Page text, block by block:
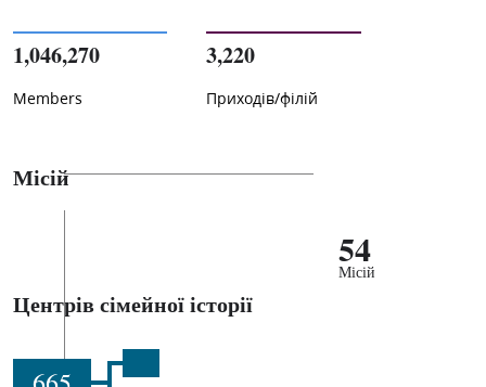
1,046,270
Members
3,220
Приходів/філій
Місій
54
Місій
Центрів сімейної історії